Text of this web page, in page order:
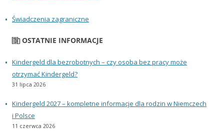
Świadczenia zagraniczne
OSTATNIE INFORMACJE
Kindergeld dla bezrobotnych – czy osoba bez pracy może
otrzymać Kindergeld?
31 lipca 2026
Kindergeld 2027 – kompletne informacje dla rodzin w Niemczech
i Polsce
11 czerwca 2026